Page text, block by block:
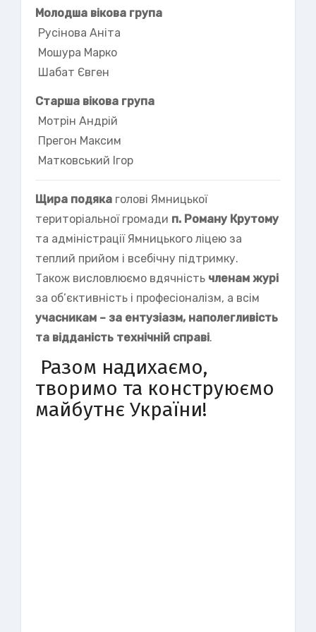
Молодша вікова група
Русінова Аніта
Мошура Марко
Шабат Євген
Старша вікова група
Мотрін Андрій
Прегон Максим
Матковський Ігор
Щира подяка голові Ямницької
територіальної громади п. Роману Крутому
та адміністрації Ямницького ліцею за
теплий прийом і всебічну підтримку.
Також висловлюємо вдячність членам журі
за об’єктивність і професіоналізм, а всім
учасникам – за ентузіазм, наполегливість
та відданість технічній справі.
Разом надихаємо,
творимо та конструюємо
майбутнє України!